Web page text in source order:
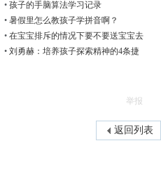
• 孩子的手脑算法学习记录
• 暑假里怎么教孩子学拼音啊？
• 在宝宝排斥的情况下要不要送宝宝去
学校？
• 刘勇赫：培养孩子探索精神的4条捷
举报
返回列表